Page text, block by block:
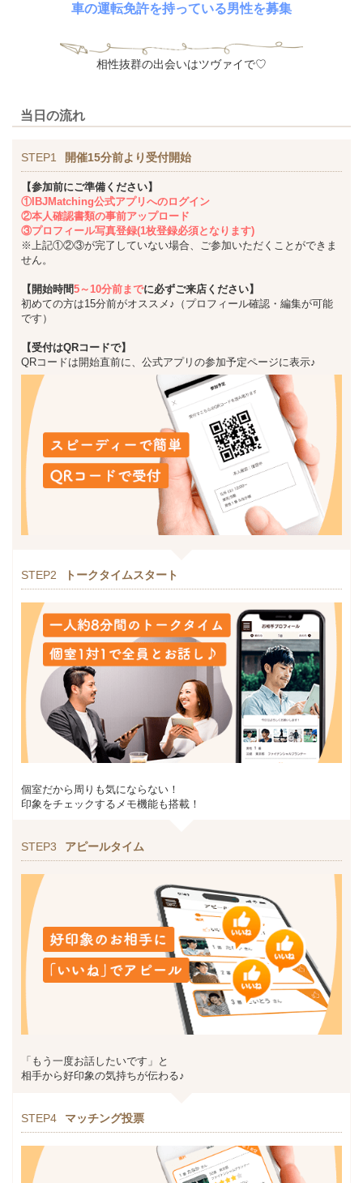
車の運転免許を持っている男性を募集
相性抜群の出会いはツヴァイで♡
当日の流れ
STEP1 開催15分前より受付開始
【参加前にご準備ください】
①IBJMatching公式アプリへのログイン
②本人確認書類の事前アップロード
③プロフィール写真登録(1枚登録必須となります)
※上記①②③が完了していない場合、ご参加いただくことができま
せん。
【開始時間5～10分前までに必ずご来店ください】
初めての方は15分前がオススメ♪（プロフィール確認・編集が可能
です）
【受付はQRコードで】
QRコードは開始直前に、公式アプリの参加予定ページに表示♪
STEP2 トークタイムスタート
個室だから周りも気にならない！
印象をチェックするメモ機能も搭載！
STEP3 アピールタイム
「もう一度お話したいです」と
相手から好印象の気持ちが伝わる♪
STEP4 マッチング投票